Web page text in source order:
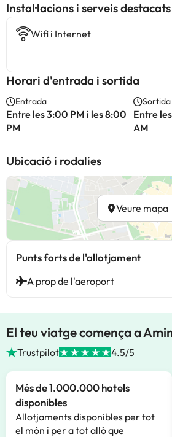
Instal·lacions i serveis destacats
Wifi i Internet
Horari d'entrada i sortida
Entrada
Entre les 3:00 PM i les 8:00
PM
Sortida
Entre
AM
Ubicació i rodalies
Veure mapa
Punts forts de l'allotjament
A prop de l'aeroport
El teu viatge comença a
Trustpilot 4.5/5
Més de 1.000.000 hotels
disponibles
Allotjaments disponibles per tot
el món i per a tot allò que